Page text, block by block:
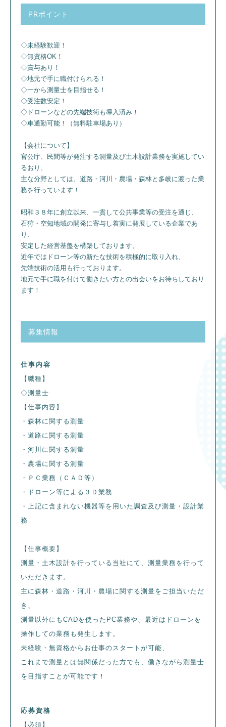
PRポイント
◇未経験歓迎！
◇無資格OK！
◇賞与あり！
◇地元で手に職付けられる！
◇一から測量士を目指せる！
◇受注数安定！
◇ドローンなどの先端技術も導入済み！
◇車通勤可能！（無料駐車場あり）
【会社について】
官公庁、民間等が発注する測量及び土木設計業務を実施してい
るおり、
主な分野としては、道路・河川・農場・森林と多岐に渡った業
務を行っています！
昭和３８年に創立以来、一貫して公共事業等の受注を通じ、
石狩・空知地域の開発に寄与し着実に発展している企業であ
り、
安定した経営基盤を構築しております。
近年ではドローン等の新たな技術を積極的に取り入れ、
先端技術の活用も行っております。
地元で手に職を付けて働きたい方との出会いをお待ちしており
ます！
募集情報
仕事内容
【職種】
◇測量士
【仕事内容】
・森林に関する測量
・道路に関する測量
・河川に関する測量
・農場に関する測量
・ＰＣ業務（ＣＡＤ等）
・ドローン等による３Ｄ業務
・上記に含まれない機器等を用いた調査及び測量・設計業
務
【仕事概要】
測量・土木設計を行っている当社にて、測量業務を行って
いただきます。
主に森林・道路・河川・農場に関する測量をご担当いただ
き、
測量以外にもCADを使ったPC業務や、最近はドローンを
操作しての業務も発生します。
未経験・無資格からお仕事のスタートが可能、
これまで測量とは無関係だった方でも、働きながら測量士
を目指すことが可能です！
応募資格
【必須】